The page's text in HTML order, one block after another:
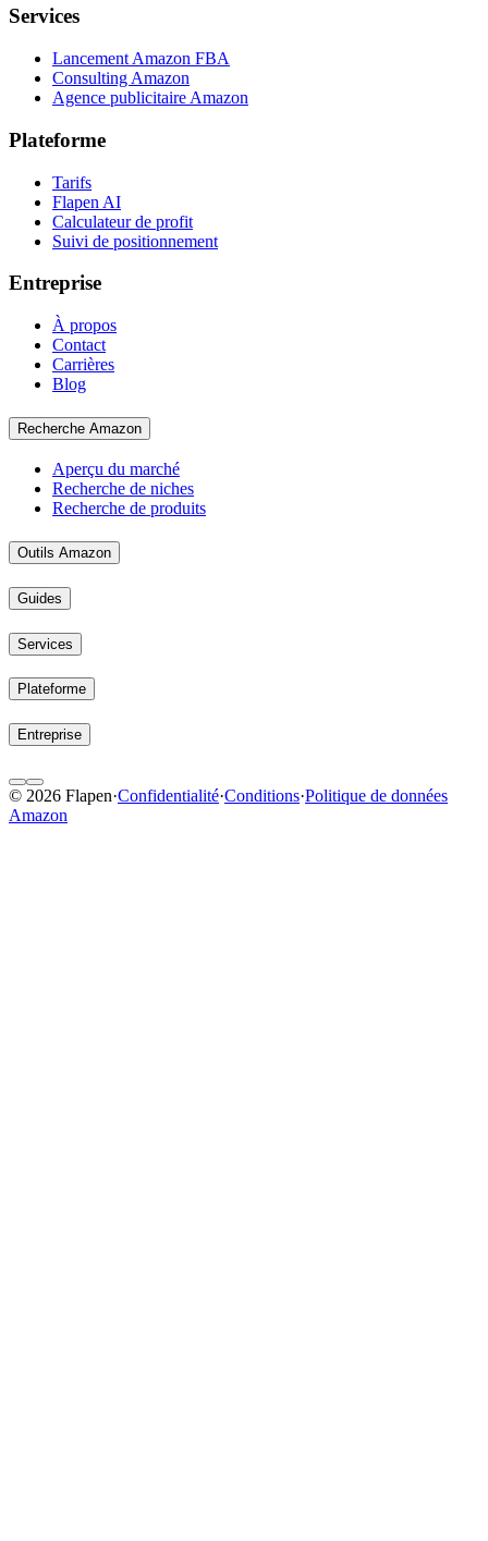
Services
Lancement Amazon FBA
Consulting Amazon
Agence publicitaire Amazon
Plateforme
Tarifs
Flapen AI
Calculateur de profit
Suivi de positionnement
Entreprise
À propos
Contact
Carrières
Blog
Recherche Amazon
Aperçu du marché
Recherche de niches
Recherche de produits
Outils Amazon
Guides
Services
Plateforme
Entreprise
© 2026 Flapen·Confidentialité·Conditions·Politique de données
Amazon